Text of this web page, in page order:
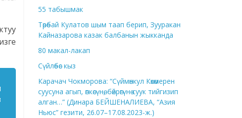
55 табышмак
Төрөбай Кулатов шым таап берип, Зууракан
Кайназарова казак балбанын жыкканда
80 макал-лакап
Сүйлөбөс кыз
Карачач Чокморова: “Сүймөнкул Көкөмерен
суусуна агып, өпкөсүнө, бөйрөгүнө суук тийгизип
алган…” (Динара БЕЙШЕНАЛИЕВА, “Азия
Ньюс” гезити, 26.07–17.08.2023-ж.)